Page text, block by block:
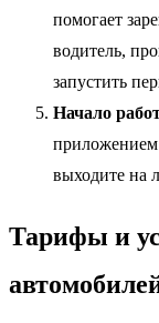
помогает
водитель,
запустить
Начало
приложением
выходите на
Тарифы и